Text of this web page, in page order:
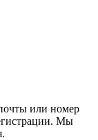
или номер
Мы